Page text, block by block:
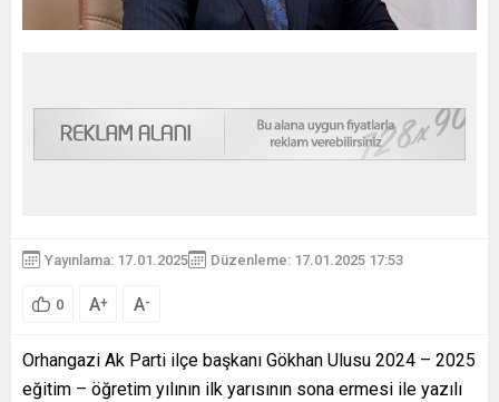
Yayınlama: 17.01.2025 Düzenleme: 17.01.2025 17:53
0 A+ A-
Orhangazi Ak Parti ilçe başkanı Gökhan Ulusu 2024 – 2025
eğitim – öğretim yılının ilk yarısının sona ermesi ile yazılı